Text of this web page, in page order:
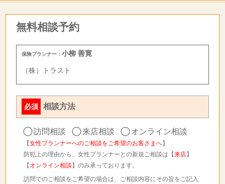
無料相談予約
保険プランナー：小柳 善寛
（株）トラスト
必須 相談方法
訪問相談 来店相談 オンライン相談
【女性プランナーへのご相談をご希望のお客さまへ】
防犯上の理由から、女性プランナーとの新規ご相談は【来店】
【 オンライン相談 】のみ承っております。
訪問でのご相談をご希望の場合は、ご相談内容にその旨をご記入